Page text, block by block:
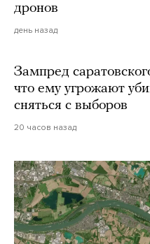
дронов
день назад
Зампред
что ему угрожают
сняться с выборов
20 часов назад